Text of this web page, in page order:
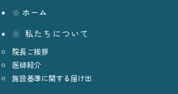
ホーム
私たちについて
院長ご挨拶
医師紹介
施設基準に関する届け出